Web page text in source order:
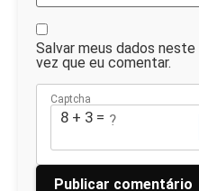
Salvar meus dados
vez que eu comentar.
Captcha
8 + 3 = ?